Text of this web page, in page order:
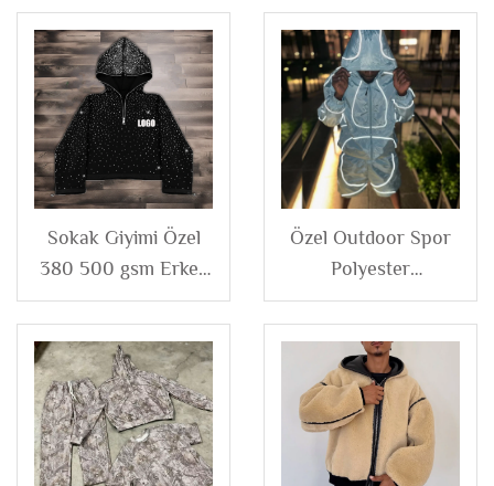
Sokak Giyimi Özel
380 500 gsm Erkek
Fransız Terry Polar
Tamamı Baskılı
Yapay Elmaslı Kare
Kesim Yarım
Fermuarlı Kapüşonlu
Ceket Erkek
Özel Outdoor Spor
Polyester
Waterproof
Fermuarlı Reflektif
Naylon Trençkot
Ceket ve Şort Takımı
Erkek